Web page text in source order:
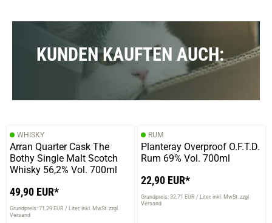
KUNDEN KAUFTEN AUCH:
WHISKY
Arran Quarter Cask The
Bothy Single Malt Scotch
Whisky 56,2% Vol. 700ml
49,90 EUR*
Grundpreis: 71,29 EUR / Liter inkl. MwSt. zzgl.
Versand
RUM
Planteray Overproof O.F.T.D.
Rum 69% Vol. 700ml
22,90 EUR*
Grundpreis: 32,71 EUR / Liter inkl. MwSt. zzgl.
Versand